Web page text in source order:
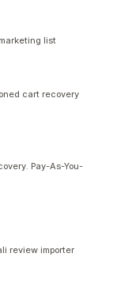
list
cart recovery
Pay-As-You-
review importer